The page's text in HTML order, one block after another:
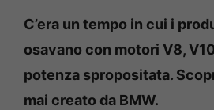
C’era un tempo in cui i
osavano con motori V8,
potenza spropositata.
mai creato da BMW.